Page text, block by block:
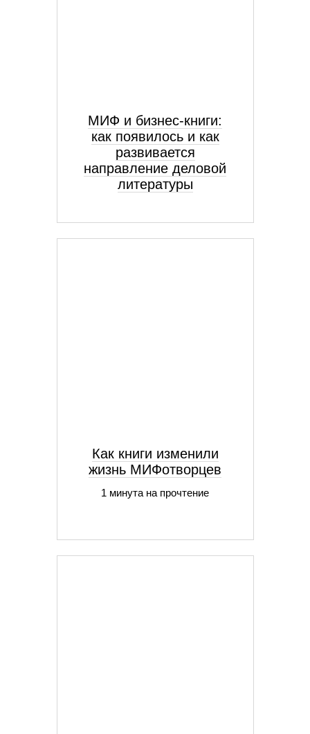
МИФ и бизнес-книги:
как появилось и как
развивается
направление деловой
литературы
Как книги изменили
жизнь МИФотворцев
1 минута на прочтение